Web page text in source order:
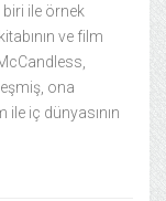
ile örnek
ve film
ona
ile iç dünyasının